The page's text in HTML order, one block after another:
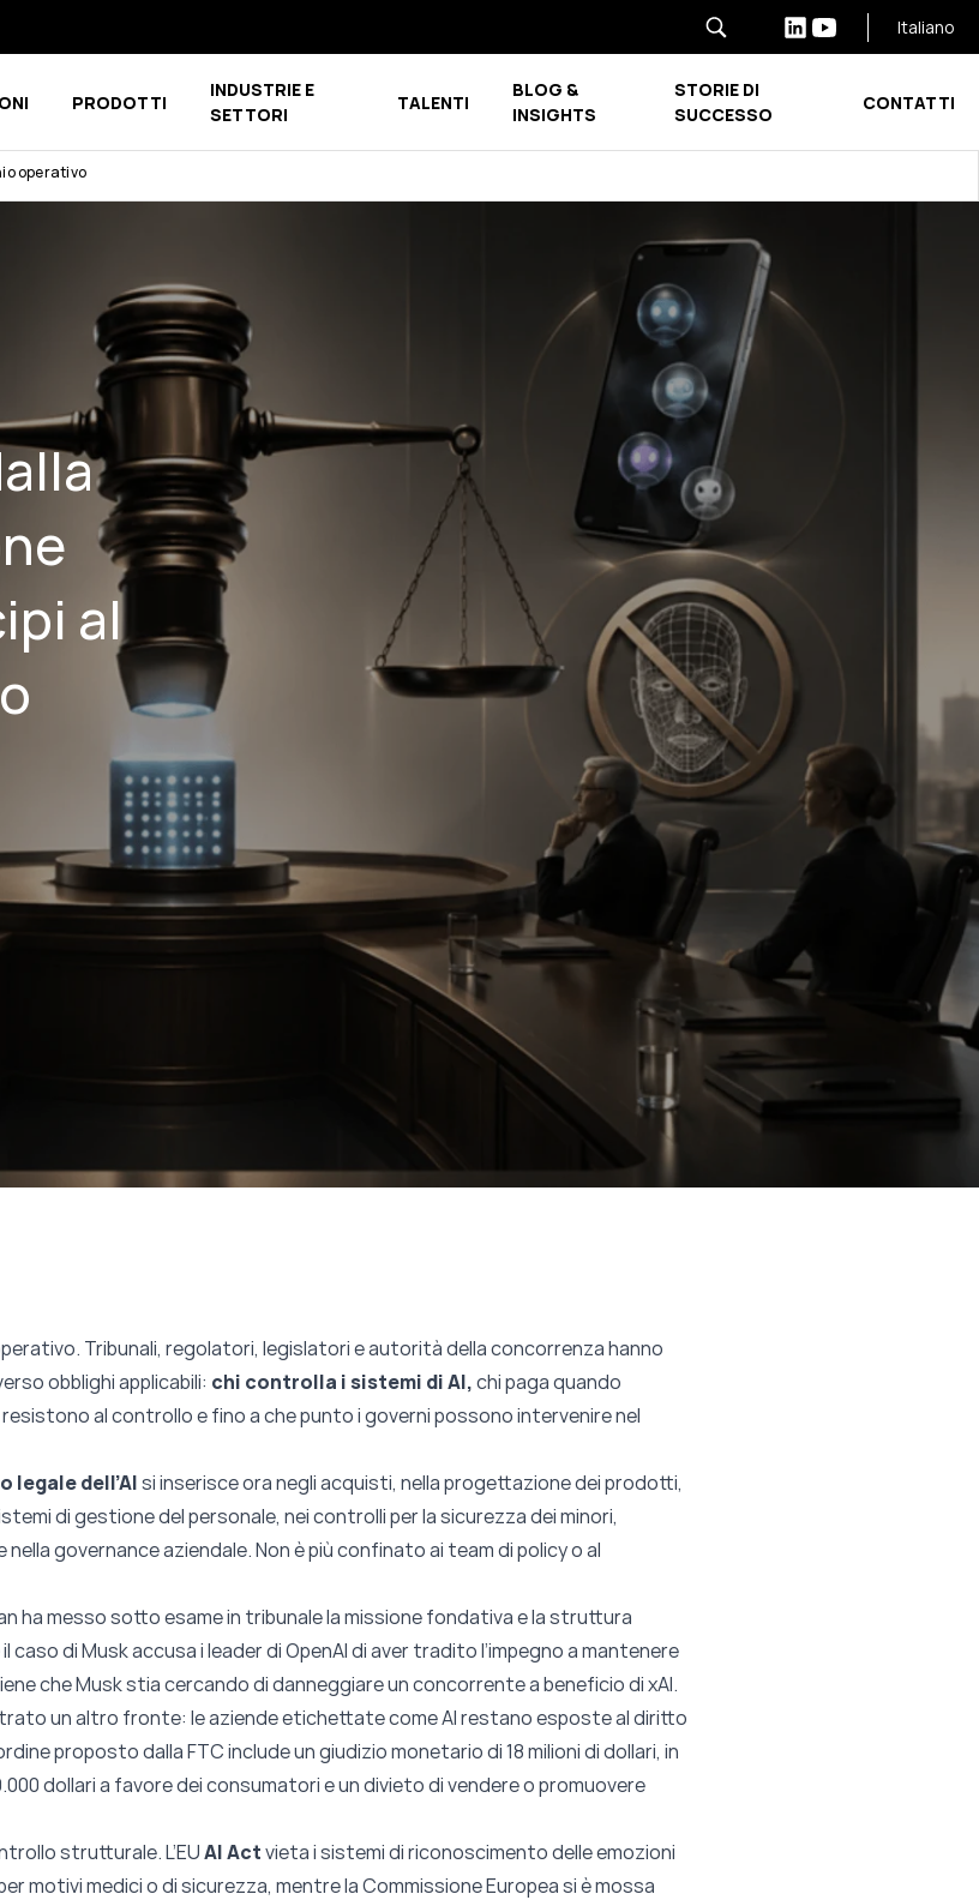
Italiano
Show submenu for COMPETENCE CENTER
PRODOTTI Show submenu for PRODOTTI
INDUSTRIE E
SETTORI
Show submenu for INDUSTRIE E SETTORI
TALENTI
BLOG &
INSIGHTS
Show submenu for BLOG & INSIGHTS
STORIE DI
SUCCESSO
CONTATTI
operativo
al
Tribunali, regolatori, legislatori e autorità della concorrenza hanno
obblighi applicabili: chi controlla i sistemi di AI,chi paga quando
al controllo e fino a che punto i governi possono intervenire nel
legale dell’AIsi inserisce ora negli acquisti, nella progettazione dei prodotti,
di gestione del personale, nei controlli per la sicurezza dei minori,
nella governance aziendale. Non è più confinato ai team di policy o al
ha messo sotto esame in tribunale la missione fondativa e la struttura
di Musk accusa i leader di OpenAI di aver tradito l’impegno a mantenere
che Musk stia cercando di danneggiare un concorrente a beneficio di xAI.
un altro fronte: le aziende etichettate come AI restano esposte al diritto
proposto dalla FTC include un giudizio monetario di 18 milioni di dollari, in
dollari a favore dei consumatori e un divieto di vendere o promuovere
strutturale. L’EUAI Actvieta i sistemi di riconoscimento delle emozioni
motivi medici o di sicurezza, mentre la Commissione Europea si è mossa